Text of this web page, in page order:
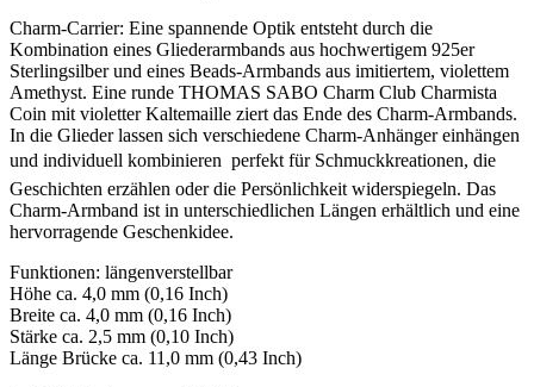
Charm-Carrier: Eine spannende Optik entsteht durch die
Kombination eines Gliederarmbands aus hochwertigem 925er
Sterlingsilber und eines Beads-Armbands aus imitiertem, violettem
Amethyst. Eine runde THOMAS SABO Charm Club Charmista
Coin mit violetter Kaltemaille ziert das Ende des Charm-Armbands.
In die Glieder lassen sich verschiedene Charm-Anhänger einhängen
und individuell kombinieren  perfekt für Schmuckkreationen, die
Geschichten erzählen oder die Persönlichkeit widerspiegeln. Das
Charm-Armband ist in unterschiedlichen Längen erhältlich und eine
hervorragende Geschenkidee.
Funktionen: längenverstellbar
Höhe ca. 4,0 mm (0,16 Inch)
Breite ca. 4,0 mm (0,16 Inch)
Stärke ca. 2,5 mm (0,10 Inch)
Länge Brücke ca. 11,0 mm (0,43 Inch)